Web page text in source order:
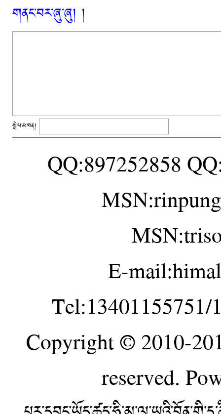
གནང་བར་ཞུ་ཞུ། །
སྤེལ་མཁན།
QQ:897252858
E-
Tel:13401155751/
Copyright © 2010-
reserved.